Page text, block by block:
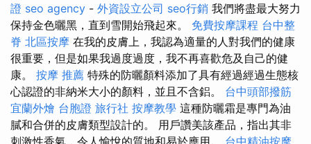
證 seo agency - 外資設立公司 seo行銷 我們將盡最大努力
保持金色曬黑，直到雪開始飛起來。 免費按摩課程 台中整
脊 北區按摩 在我的皮膚上，我認為適量的人對我們的健康
很重要，但是如果我過度過度，我不再喜歡危及自己的健
康。 按摩 推薦 特殊的防曬顏料添加了具有經過經過生態核
心認證的非納米大小的顏料，並且不含鋁。 台中頭部撥筋
宜蘭外燴 台胞證 旅行社 按摩教學 這種防曬霜是專門為油
膩和合併的皮膚類型設計的。 用戶讚美該產品，指出其非
刺激性香氣，令人愉悅的質地和易於應用。 台中精油按摩